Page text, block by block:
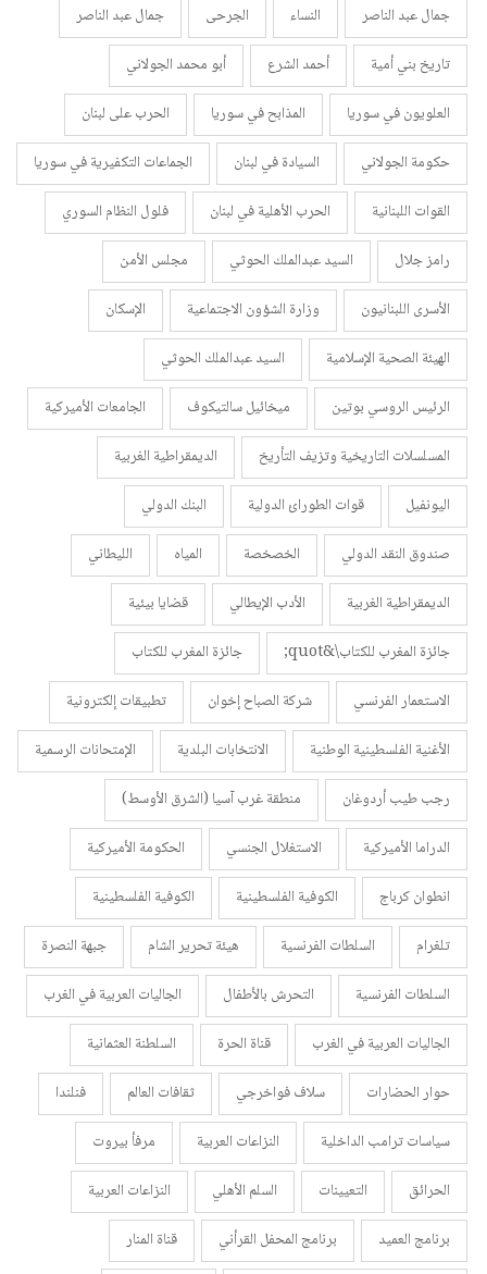
جمال عبد الناصر النساء الجرحى
جمال عبد الناصر
تاريخ بني أمية
أحمد الشرع
أبو محمد الجولاني
العلويون في سوريا
المذابح في سوريا
الحرب على لبنان
حكومة الجولاني
السيادة في لبنان
الجماعات التكفيرية في سوريا
القوات اللبنانية
الحرب الأهلية في لبنان
فلول النظام السوري
رامز جلال
السيد عبدالملك الحوثي
مجلس الأمن
الأسرى اللبنانيون
وزارة الشؤون الاجتماعية
الإسكان
الهيئة الصحية الإسلامية
السيد عبدالملك الحوثي
الرئيس الروسي بوتين
ميخائيل سالتيكوف
الجامعات الأميركية
المسلسلات التاريخية وتزيف التأريخ
الديمقراطية الغربية
اليونفيل
قوات الطورائ الدولية
البنك الدولي
صندوق النقد الدولي
الخصخصة المياه
الليطاني
الديمقراطية الغربية
الأدب الإيطالي
قضايا بيئية
جائزة المغرب للكتاب\&quot;
جائزة المغرب للكتاب
الاستعمار الفرنسي
شركة الصباح إخوان
تطبيقات إلكترونية
الأغنية الفلسطينية الوطنية
الانتخابات البلدية
الإمتحانات الرسمية
رجب طيب أردوغان
منطقة غرب آسيا (الشرق الأوسط)
الدراما الأميركية
الاستغلال الجنسي
الحكومة الأميركية
انطوان كرباج
الكوفية الفلسطينية
الكوفية الفلسطينية
تلغرام
السلطات الفرنسية هيئة تحرير الشام
جبهة النصرة
السلطات الفرنسية
التحرش بالأطفال
الجاليات العربية في الغرب
الجاليات العربية في الغرب
قناة الحرة
السلطنة العثمانية
حوار الحضارات
سلاف فواخرجي ثقافات العالم
فنلندا
سياسات ترامب الداخلية
النزاعات العربية
مرفأ بيروت
الحرائق
التعيينات السلم الأهلي
النزاعات العربية
برنامج العميد
برنامج المحفل القرأني
قناة المنار